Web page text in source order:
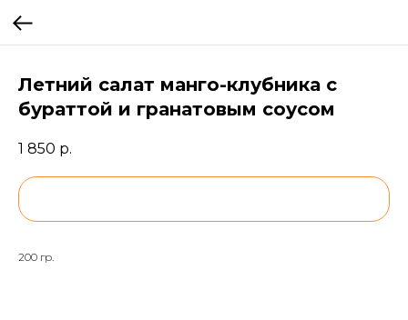
Летний салат манго-клубника с
бураттой и гранатовым соусом
1 850 р.
200 гр.